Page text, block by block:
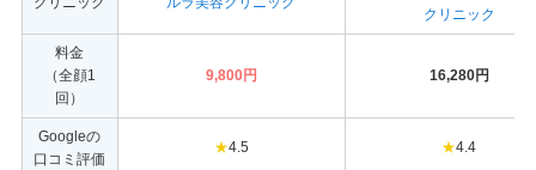
クリニック
料金
（全顔1
回）
9,800円 16,280円
Googleの
口コミ評価
★4.5 ★4.4